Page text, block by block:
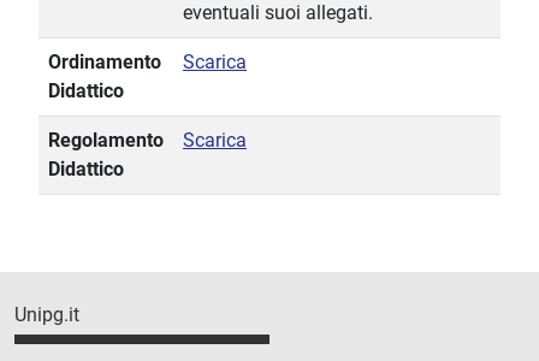
eventuali suoi allegati.
Ordinamento
Didattico
Scarica
Regolamento
Didattico
Scarica
Unipg.it